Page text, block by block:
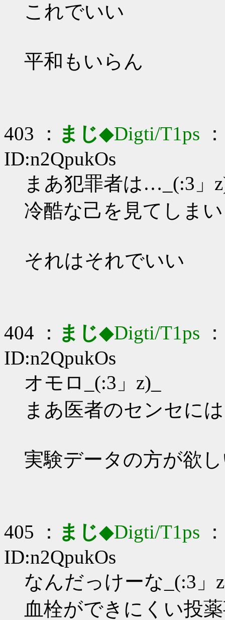
これでいい
平和もいらん
403 ： まじ◆Digti/T1ps
ID:n2QpukOs
まあ犯罪者は…_(:3」
冷酷な己を見てしま
それはそれでいい
404 ： まじ◆Digti/T1ps
ID:n2QpukOs
オモロ_(:3」z)_
まあ医者のセンセに
実験データの方が欲
405 ： まじ◆Digti/T1ps
ID:n2QpukOs
なんだっけーな_(:3」
血栓ができにくい投